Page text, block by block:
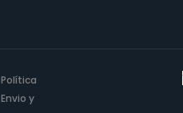
Política
Envio y